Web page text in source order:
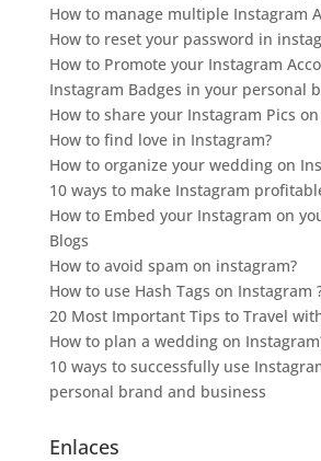
How to manage multiple Instagram
How to reset your password in
How to Promote your Instagram
Instagram Badges in your personal
How to share your Instagram Pics
How to find love in Instagram?
How to organize your wedding on
10 ways to make Instagram
How to Embed your Instagram on
Blogs
How to avoid spam on instagram?
How to use Hash Tags on Instagram
20 Most Important Tips to Travel
How to plan a wedding on
10 ways to successfully use
personal brand and business
Enlaces